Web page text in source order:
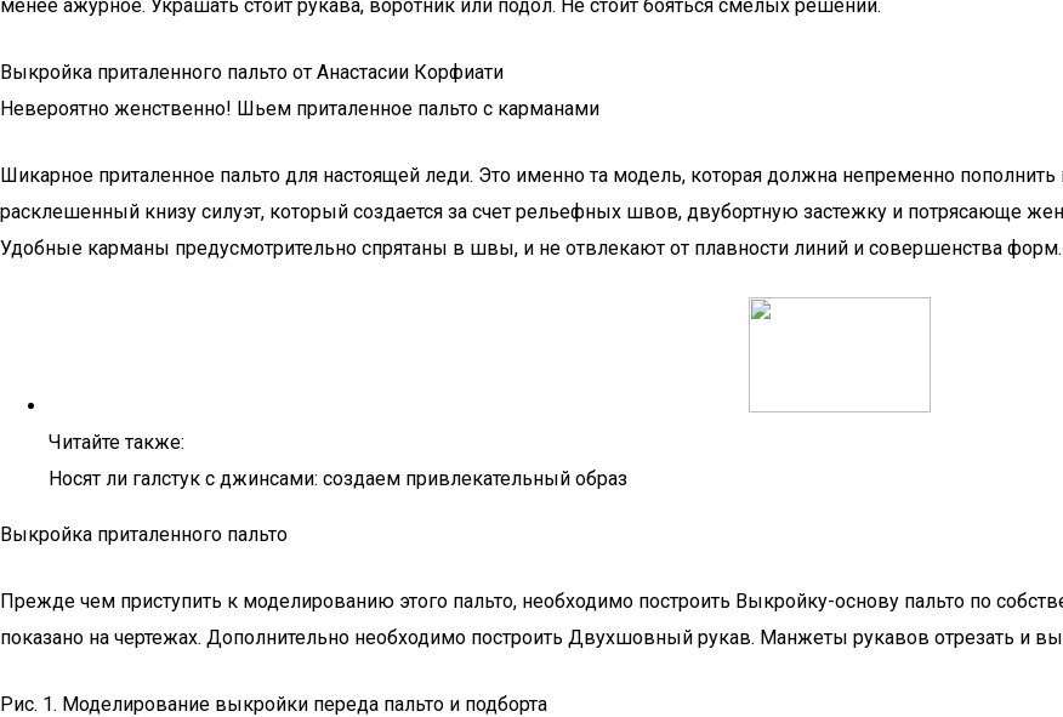
менее ажурное. Украшать стоит рукава, воротник или подол. Не стоит бояться смелых решений.
Выкройка приталенного пальто от Анастасии Корфиати
Невероятно женственно! Шьем приталенное пальто с карманами
Шикарное приталенное пальто для настоящей леди. Это именно та модель, которая должна непременно
расклешенный книзу силуэт, который создается за счет рельефных швов, двубортную застежку и потрясающе
Удобные карманы предусмотрительно спрятаны в швы, и не отвлекают от плавности линий и совершенства форм.
Читайте также:
Носят ли галстук с джинсами: создаем привлекательный образ
Выкройка приталенного пальто
Прежде чем приступить к моделированию этого пальто, необходимо построить Выкройку-основу пальто по
показано на чертежах. Дополнительно необходимо построить Двухшовный рукав. Манжеты рукавов отрезать и
Рис. 1. Моделирование выкройки переда пальто и подборта